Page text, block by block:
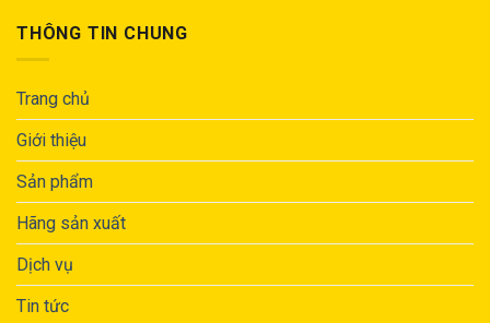
THÔNG TIN CHUNG
Trang chủ
Giới thiệu
Sản phẩm
Hãng sản xuất
Dịch vụ
Tin tức